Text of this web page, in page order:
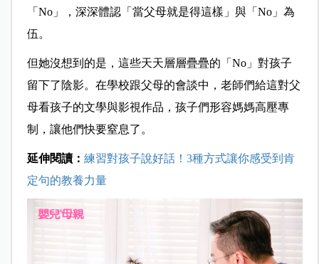
「No」，深深體認「當父母就是得這樣」與「No」為
伍。
但她沒想到的是，這些天天層層疊疊的「No」對孩子
留下了陰影。在學校跟父母的會談中，老師們給這對父
母看孩子的文學與影視作品，孩子們形容媽媽高壓專
制，讓他們快要窒息了。
延伸閱讀： 練習對孩子說好話！3種方式讓你感受到肯
定句的教養力量